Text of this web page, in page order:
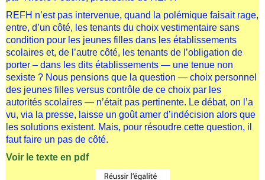
REFH n’est pas intervenue, quand la polémique faisait rage,
entre, d’un côté, les tenants du choix vestimentaire sans
condition pour les jeunes filles dans les établissements
scolaires et, de l’autre côté, les tenants de l’obligation de
porter – dans les dits établissements — une tenue non
sexiste ? Nous pensions que la question — choix personnel
des jeunes filles versus contrôle de ce choix par les
autorités scolaires — n’était pas pertinente. Le débat, on l’a
vu, via la presse, laisse un goût amer d’indécision alors que
les solutions existent. Mais, pour résoudre cette question, il
faut faire un pas de côté.
Voir le texte en pdf